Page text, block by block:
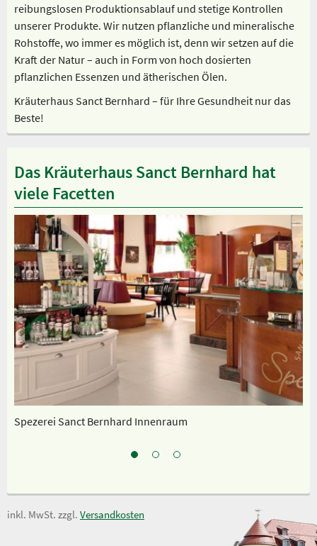
reibungslosen Produktionsablauf und stetige Kontrollen
unserer Produkte. Wir nutzen pflanzliche und mineralische
Rohstoffe, wo immer es möglich ist, denn wir setzen auf die
Kraft der Natur – auch in Form von hoch dosierten
pflanzlichen Essenzen und ätherischen Ölen.
Kräuterhaus Sanct Bernhard – für Ihre Gesundheit nur das
Beste!
Das Kräuterhaus Sanct Bernhard hat
viele Facetten
Spezerei Sanct Bernhard Innenraum
inkl. MwSt. zzgl. Versandkosten